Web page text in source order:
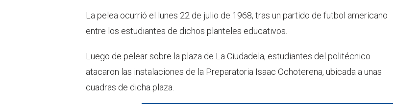
La pelea ocurrió el lunes 22 de julio de 1968, tras un partido de futbol americano
entre los estudiantes de dichos planteles educativos.
Luego de pelear sobre la plaza de La Ciudadela, estudiantes del politécnico
atacaron las instalaciones de la Preparatoria Isaac Ochoterena, ubicada a unas
cuadras de dicha plaza.